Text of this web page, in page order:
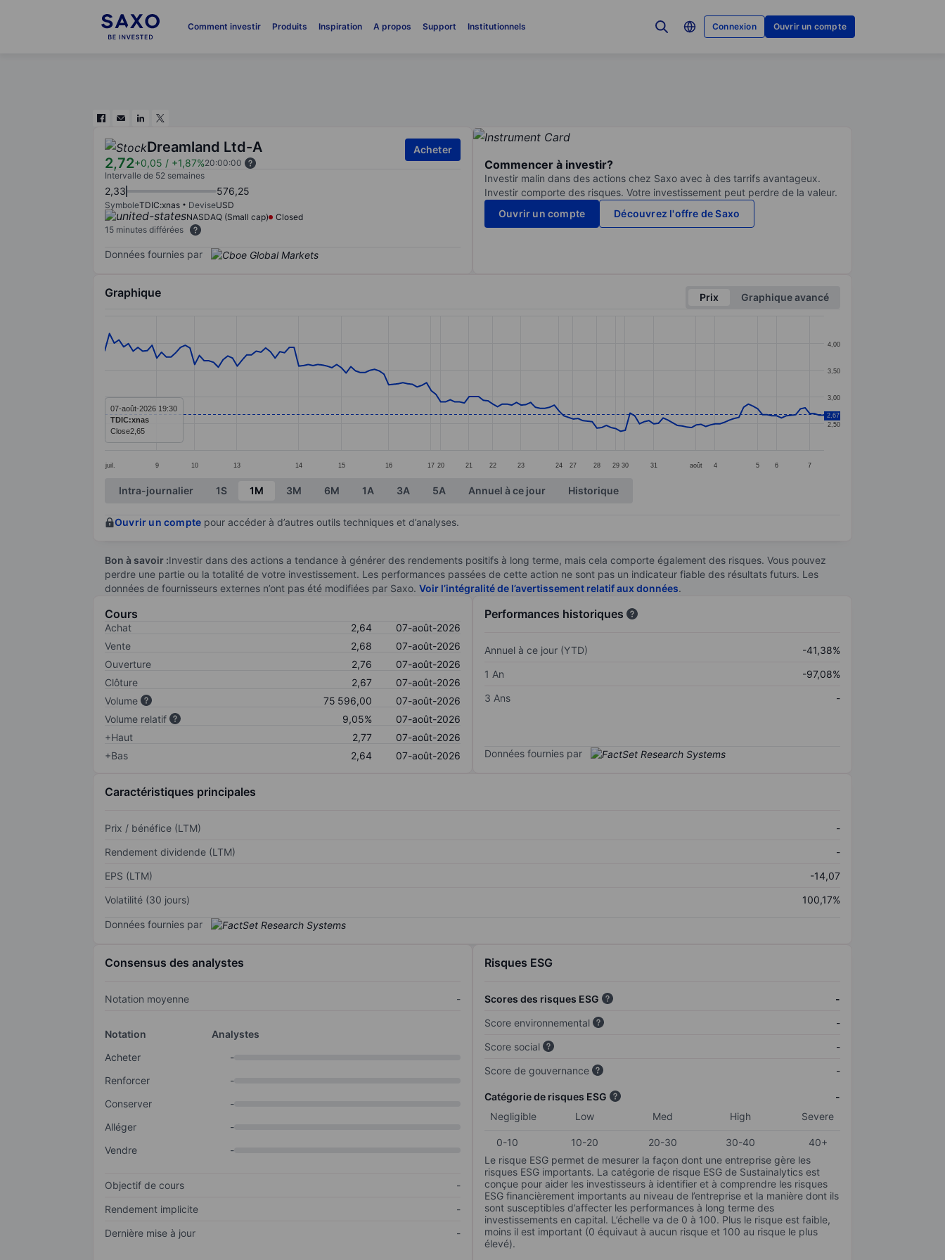
Comment investir Produits Inspiration A propos Support Institutionnels Connexion Ouvrir un compte
Dreamland Ltd-A
2,72+0,05 / +1,87%20:00:00
Acheter
Intervalle de 52 semaines
2,33 576,25
SymboleTDIC:xnas DeviseUSD
NASDAQ (Small cap)
Closed
15 minutes différées
Données fournies par
Commencer à investir?
Investir malin dans des actions chez Saxo avec à des tarrifs avantageux.
Investir comporte des risques. Votre investissement peut perdre de la valeur.
Ouvrir un compte
Découvrez l'offre de Saxo
Graphique Prix
Graphique avancé
Line chart with 153 data points.
The chart has 1 X axis displaying categories.
The chart has 1 Y axis displaying values. Data ranges from 2.35 to 4.18.
juil. 9 10 13 14 15 16 17 20 21 22 23 24 27 28 29 30 31 août 4 5 6 7
2,50
3,00
3,50
4,00
2,67
07-août-2026 19:30
TDIC:xnas
Close2,65
End of interactive chart.
Intra-journalier 1S 1M 3M 6M 1A 3A 5A Annuel à ce jour Historique
Ouvrir un compte pour accéder à d’autres outils techniques et d’analyses.
Bon à savoir :Investir dans des actions a tendance à générer des rendements positifs à long terme, mais cela comporte également des risques. Vous pouvez
perdre une partie ou la totalité de votre investissement. Les performances passées de cette action ne sont pas un indicateur fiable des résultats futurs. Les
données de fournisseurs externes n’ont pas été modifiées par Saxo. Voir l’intégralité de l’avertissement relatif aux données.
Cours
Achat 2,64
07-août-2026
Vente
2,68
07-août-2026
Ouverture
2,76
07-août-2026
Clôture
2,67
07-août-2026
Volume
75 596,00
07-août-2026
Volume relatif
9,05%
07-août-2026
+Haut
2,77
07-août-2026
+Bas
2,64 07-août-2026
Performances historiques
Annuel à ce jour (YTD)
-41,38%
1 An
-97,08%
3 Ans
-
Données fournies par
Caractéristiques principales
Prix / bénéfice (LTM)
-
Rendement dividende (LTM)
-
EPS (LTM)
-14,07
Volatilité (30 jours)
100,17%
Données fournies par
Consensus des analystes
Notation moyenne -
Notation
Analystes
Acheter
-
Renforcer
-
Conserver
-
Alléger
-
Vendre
-
Objectif de cours
-
Rendement implicite
-
Dernière mise à jour
-
Risques ESG
Scores des risques ESG
-
Score environnemental
-
Score social
-
Score de gouvernance
-
Catégorie de risques ESG
-
Negligible
Low Med High Severe
0-10 10-20 20-30 30-40
40+
Le risque ESG permet de mesurer la façon dont une entreprise gère les
risques ESG importants. La catégorie de risque ESG de Sustainalytics est
conçue pour aider les investisseurs à identifier et à comprendre les risques
ESG financièrement importants au niveau de l’entreprise et la manière dont ils
sont susceptibles d’affecter les performances à long terme des
investissements en capital. L’échelle va de 0 à 100. Plus le risque est faible,
moins il est important (0 équivaut à aucun risque et 100 au risque le plus
élevé).